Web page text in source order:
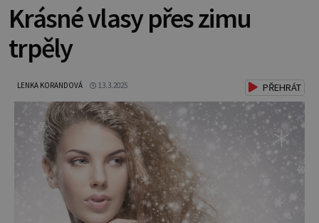
Krásné vlasy přes zimu
trpěly
LENKA KORANDOVÁ 13.3.2025 PŘEHRÁT